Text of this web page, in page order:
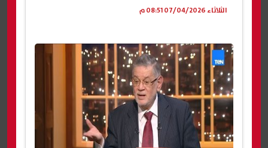
الثلاثاء 07/04/2026 08:51 م